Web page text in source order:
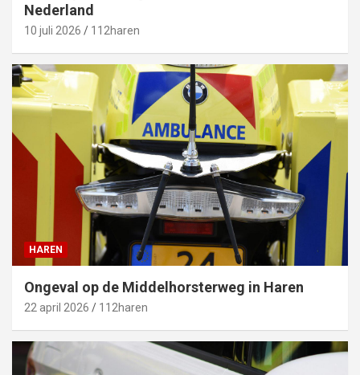
Nederland
10 juli 2026 112haren
HAREN
Ongeval op de Middelhorsterweg in Haren
22 april 2026 112haren